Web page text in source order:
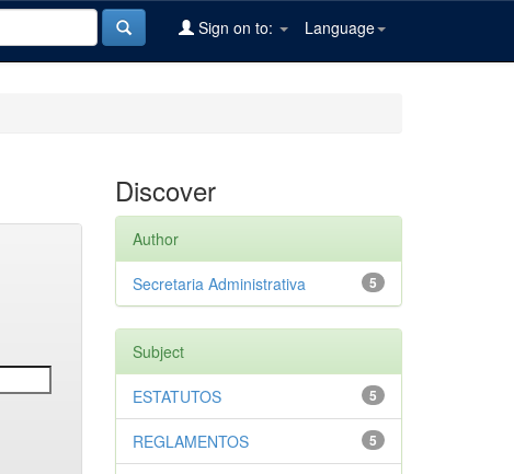
Language
Sign on to:
Discover
Author
5
Secretaria Administrativa
Subject
5
ESTATUTOS
5
REGLAMENTOS